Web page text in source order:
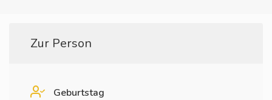
Zur Person
Geburtstag